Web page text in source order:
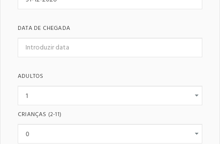
DATA DE CHEGADA
ADULTOS
CRIANÇAS (2-11)